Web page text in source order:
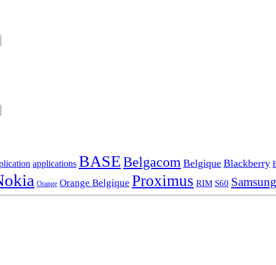
applications BASEBelgacom Belgique Blackberry
Orange Orange Belgique Proximus RIM S60 Samsung